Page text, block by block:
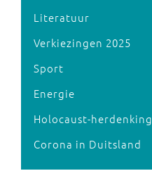
Literatuur
Verkiezingen 2025
Sport
Energie
Holocaust-herdenking
Corona in Duitsland